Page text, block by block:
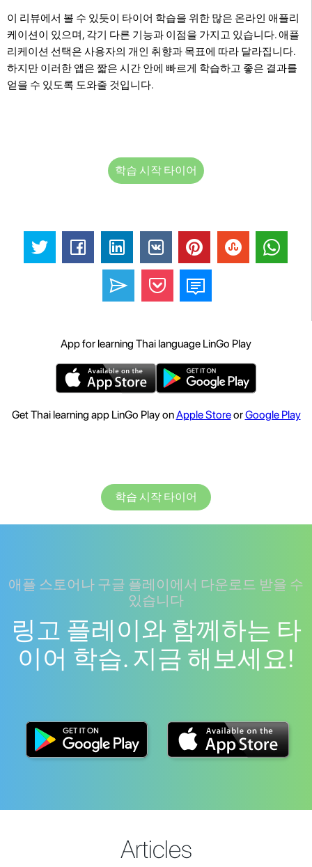
이 리뷰에서 볼 수 있듯이 타이어 학습을 위한 많은 온라인 애플리
케이션이 있으며, 각기 다른 기능과 이점을 가지고 있습니다. 애플
리케이션 선택은 사용자의 개인 취향과 목표에 따라 달라집니다.
하지만 이러한 앱은 짧은 시간 안에 빠르게 학습하고 좋은 결과를
얻을 수 있도록 도와줄 것입니다.
학습 시작 타이어
App for learning Thai language LinGo Play
Get Thai learning app LinGo Play onApple StoreorGoogle Play
학습 시작 타이어
애플 스토어나 구글 플레이에서 다운로드 받을 수
있습니다
링고 플레이와 함께하는 타
이어 학습. 지금 해보세요!
Articles